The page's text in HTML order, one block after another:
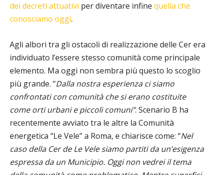
dei decreti attuativi per diventare infine quella che
conosciamo oggi.
Agli albori tra gli ostacoli di realizzazione delle Cer era
individuato l’essere stesso comunità come principale
elemento. Ma oggi non sembra più questo lo scoglio
più grande. “Dalla nostra esperienza ci siamo
confrontati con comunità che si erano costituite
come orti urbani e piccoli comuni”. Scenario B ha
recentemente avviato tra le altre la Comunità
energetica “Le Vele” a Roma, e chiarisce come: “Nel
caso della Cer de Le Vele siamo partiti da un’esigenza
espressa da un Municipio. Oggi non vedrei il tema